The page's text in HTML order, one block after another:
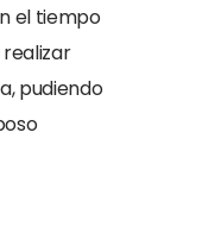
el tiempo
pudiendo